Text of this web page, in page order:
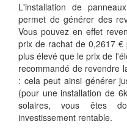
L'installation de
permet de générer des
Vous pouvez en effet
prix de rachat de 0,2617
plus élevé que le prix de
recommandé de revendre
: cela peut ainsi générer
(pour une installation de
solaires, vous êtes
investissement rentable.